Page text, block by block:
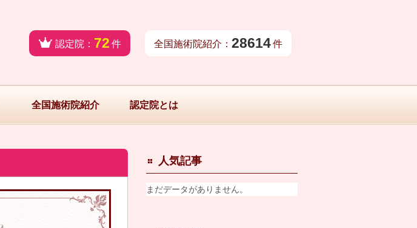
認定院： 72 件 全国施術院紹介： 28614件
全国施術院紹介 認定院とは
人気記事
まだデータがありません。